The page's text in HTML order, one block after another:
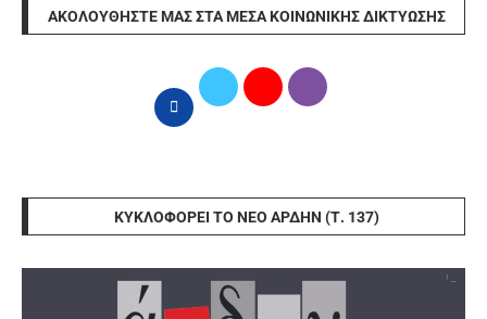
ΑΚΟΛΟΥΘΉΣΤΕ ΜΑΣ ΣΤΑ ΜΈΣΑ ΚΟΙΝΩΝΙΚΉΣ ΔΙΚΤΎΩΣΗΣ
ΚΥΚΛΟΦΟΡΕΊ ΤΟ ΝΈΟ ΆΡΔΗΝ (Τ. 137)